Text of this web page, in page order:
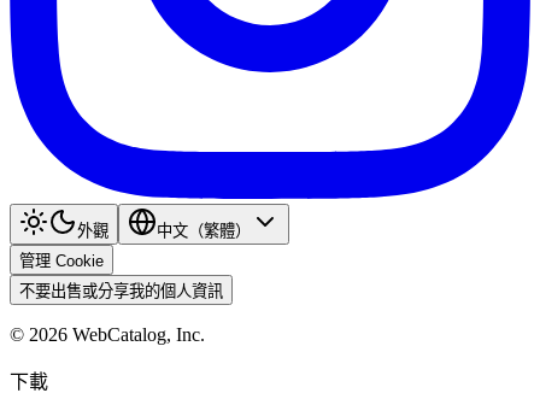
外觀
中文（繁體）
管理 Cookie
不要出售或分享我的個人資訊
© 2026 WebCatalog, Inc.
下載